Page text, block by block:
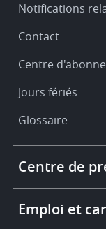
Notifications
Contact
Centre
Jours fériés
Glossaire
More
links
Centre de
Emploi et